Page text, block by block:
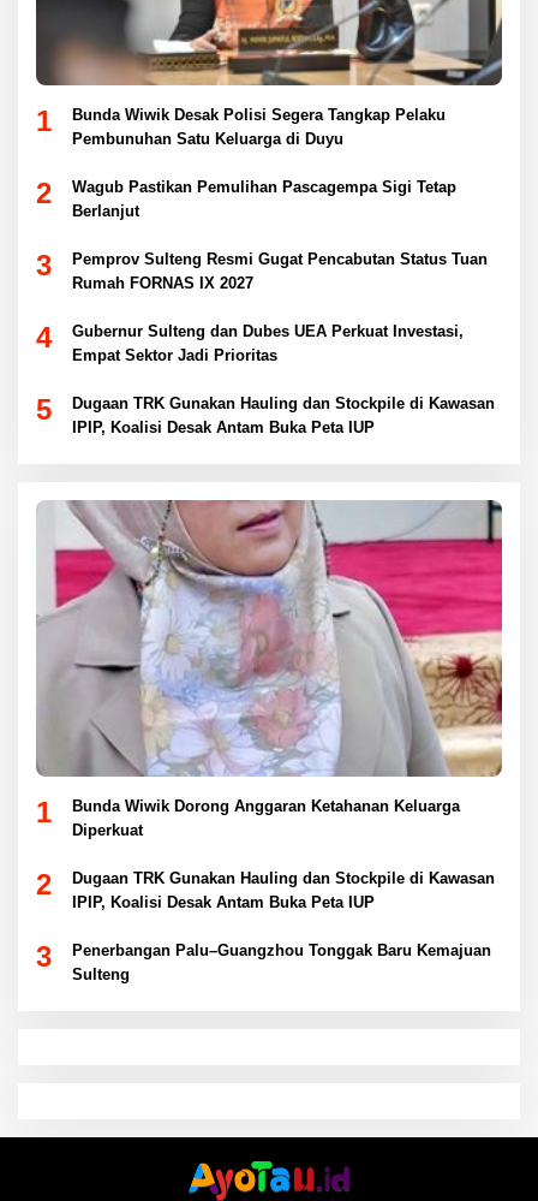
1
Bunda Wiwik Desak Polisi Segera Tangkap Pelaku
Pembunuhan Satu Keluarga di Duyu
2
Wagub Pastikan Pemulihan Pascagempa Sigi Tetap
Berlanjut
3
Pemprov Sulteng Resmi Gugat Pencabutan Status Tuan
Rumah FORNAS IX 2027
4
Gubernur Sulteng dan Dubes UEA Perkuat Investasi,
Empat Sektor Jadi Prioritas
5
Dugaan TRK Gunakan Hauling dan Stockpile di Kawasan
IPIP, Koalisi Desak Antam Buka Peta IUP
1
Bunda Wiwik Dorong Anggaran Ketahanan Keluarga
Diperkuat
2
Dugaan TRK Gunakan Hauling dan Stockpile di Kawasan
IPIP, Koalisi Desak Antam Buka Peta IUP
3
Penerbangan Palu–Guangzhou Tonggak Baru Kemajuan
Sulteng